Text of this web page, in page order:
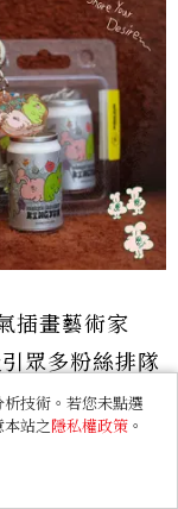
插畫藝術家
眾多粉絲排隊
」為主題推出
包括限量500
開罐悠遊卡、
技術。若您未點選
站之隱私權政策 。